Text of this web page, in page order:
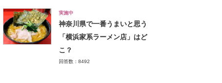
実施中
神奈川県で一番うまいと思う
「横浜家系ラーメン店」はど
こ？
回答数：8492